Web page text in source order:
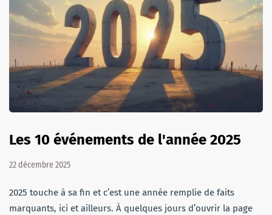
Les 10 événements de l'année 2025
22 décembre 2025
2025 touche à sa fin et c’est une année remplie de faits
marquants, ici et ailleurs. À quelques jours d’ouvrir la page